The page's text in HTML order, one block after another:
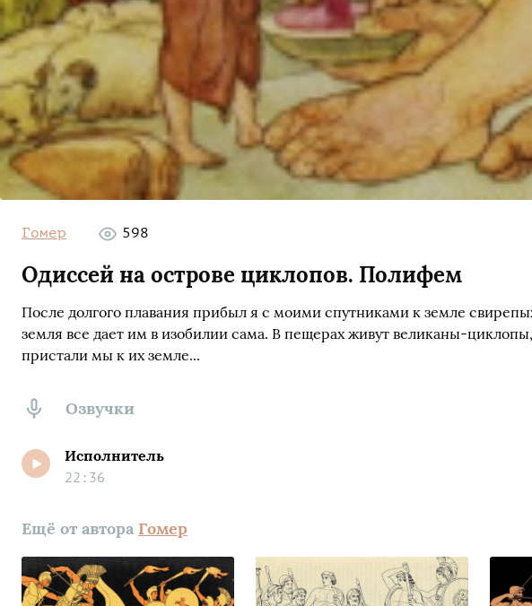
Гомер 598
Одиссей на острове циклопов. Полифем
После долгого плавания прибыл я с моими спутниками к земле
земля все дает им в изобилии сама. В пещерах живут великаны-
пристали мы к их земле...
Озвучки
Исполнитель
22:36
Ещё от автора Гомер